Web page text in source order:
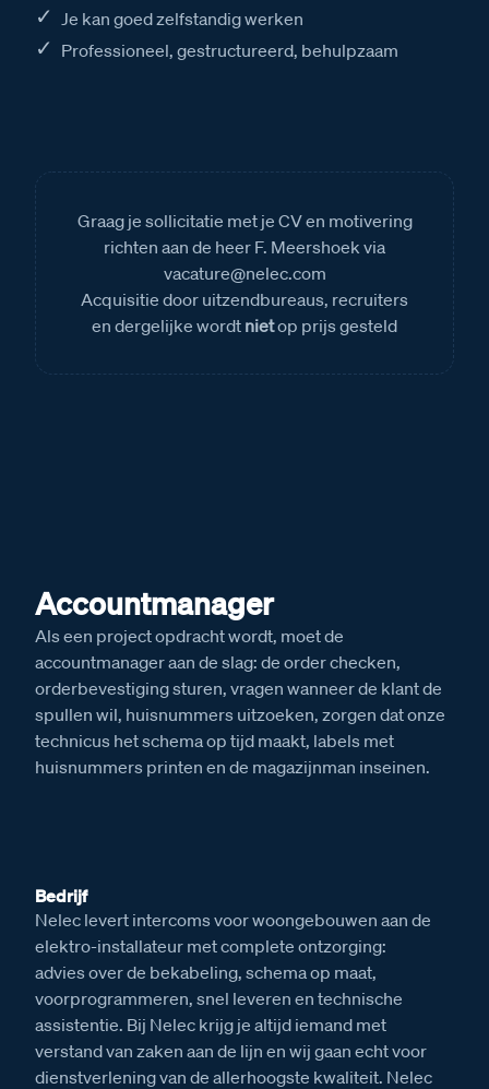
Je kan goed zelfstandig werken
Professioneel, gestructureerd, behulpzaam
Graag je sollicitatie met je CV en motivering
richten aan de heer F. Meershoek via
vacature@nelec.com
Acquisitie door uitzendbureaus, recruiters
en dergelijke wordt nietop prijs gesteld
Accountmanager
Als een project opdracht wordt, moet de
accountmanager aan de slag: de order checken,
orderbevestiging sturen, vragen wanneer de klant de
spullen wil, huisnummers uitzoeken, zorgen dat onze
technicus het schema op tijd maakt, labels met
huisnummers printen en de magazijnman inseinen.
Bedrijf
Nelec levert intercoms voor woongebouwen aan de
elektro-installateur met complete ontzorging:
advies over de bekabeling, schema op maat,
voorprogrammeren, snel leveren en technische
assistentie. Bij Nelec krijg je altijd iemand met
verstand van zaken aan de lijn en wij gaan echt voor
dienstverlening van de allerhoogste kwaliteit. Nelec